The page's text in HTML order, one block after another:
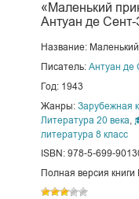
«Маленький
Антуан де
Название:
Писатель: Антуан де
Год: 1943
Жанры: Зарубежная
Литература 20 века
литература 8 класс
ISBN: 978-5-699-
Полная версия